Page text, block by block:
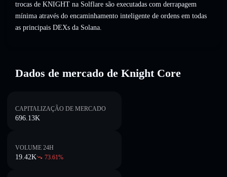
trocas de KNIGHT na Solflare são executadas com derrapagem
mínima através do encaminhamento inteligente de ordens em todas
as principais DEXs da Solana.
Dados de mercado de Knight Core
CAPITALIZAÇÃO DE MERCADO
696.13K
VOLUME 24H
19.42K 73.61%